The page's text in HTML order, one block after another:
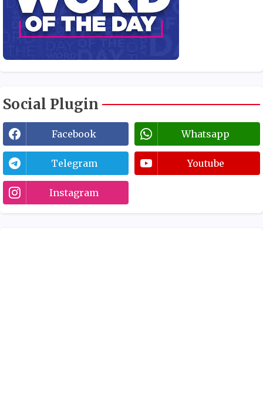
Social Plugin
Facebook Whatsapp
Telegram Youtube
Instagram